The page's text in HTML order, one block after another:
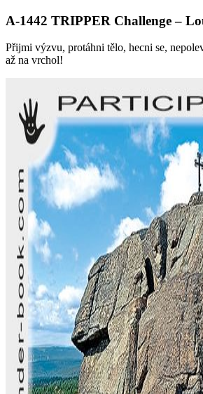
A-1442 TRIPPER Challenge –
Přijmi výzvu, protáhni tělo, hecni se,
až na vrchol!